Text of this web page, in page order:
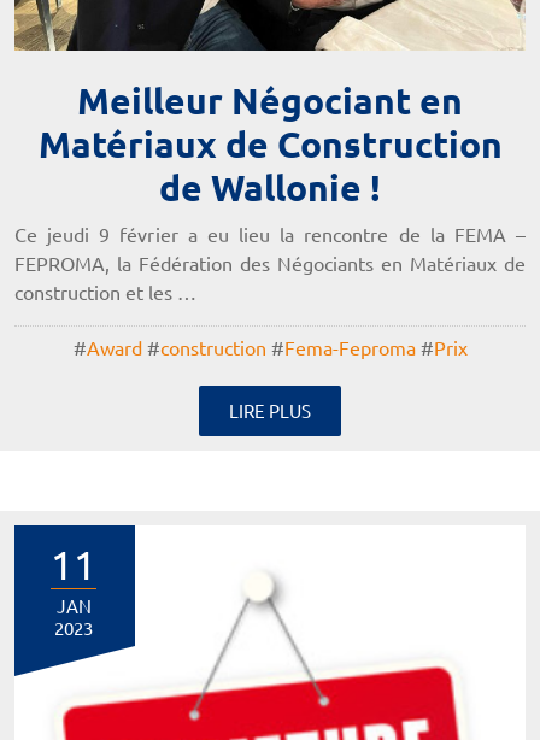
Meilleur Négociant en
Matériaux de Construction
de Wallonie !
Ce jeudi 9 février a eu lieu la rencontre de la FEMA –
FEPROMA, la Fédération des Négociants en Matériaux de
construction et les …
#Award#construction #Fema-Feproma#Prix
LIRE PLUS
11
JAN
2023